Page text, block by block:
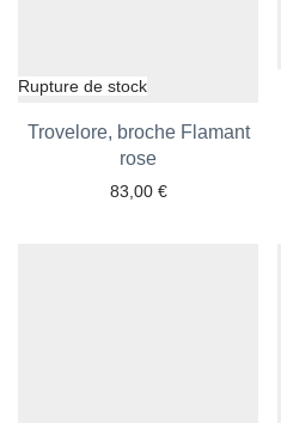
Trovelore, broche Flamant
rose
83,00 €
Ajouter aux favoris